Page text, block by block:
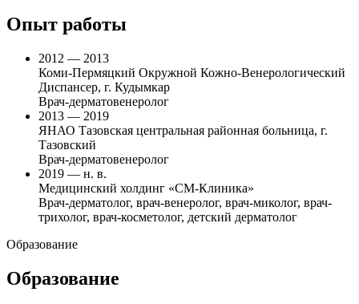
Опыт работы
2012 — 2013
Коми-Пермяцкий Окружной Кожно-Венерологический
Диспансер, г. Кудымкар
Врач-дерматовенеролог
2013 — 2019
ЯНАО Тазовская центральная районная больница, г.
Тазовский
Врач-дерматовенеролог
2019 — н. в.
Медицинский холдинг «СМ-Клиника»
Врач-дерматолог, врач-венеролог, врач-миколог, врач-
трихолог, врач-косметолог, детский дерматолог
Образование
Образование